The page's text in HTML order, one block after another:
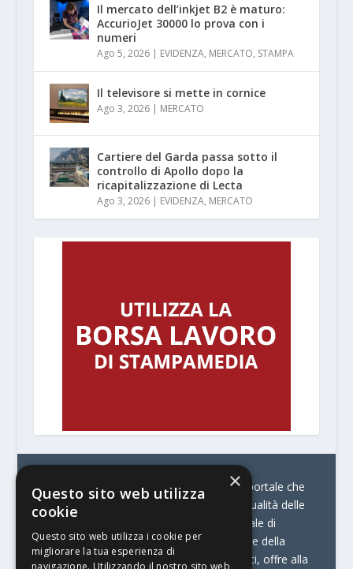
Il mercato dell’inkjet B2 è maturo:
AccurioJet 30000 lo prova con i
numeri
Ago 5, 2026| EVIDENZA, MERCATO, STAMPA
Il televisore si mette in cornice
Ago 3, 2026| MERCATO
Cartiere del Garda passa sotto il
controllo di Apollo dopo la
ricapitalizzazione di Lecta
Ago 3, 2026| EVIDENZA, MERCATO
© Stratego Group –
stampamedia.net è il portale che
racconta le innovazioni tecnologiche e l’attualità delle
aziende di stampa e di converting. È il portale di
riferimento per chi opera in Italia nel settore della
comunicazione stampata. Oltre ai contenuti, offre alla
×
Questo sito web utilizza
cookie
Questo sito web utilizza i cookie per
migliorare la tua esperienza di
navigazione. Utilizzando il nostro sito web